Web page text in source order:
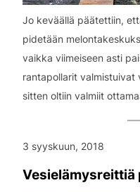
Jo keväällä päätettiin,
pidetään
vaikka viimeiseen asti
rantapollarit valmistuivat
sitten oltiin valmiit
3 syyskuun, 2018
Vesielämysreittiä